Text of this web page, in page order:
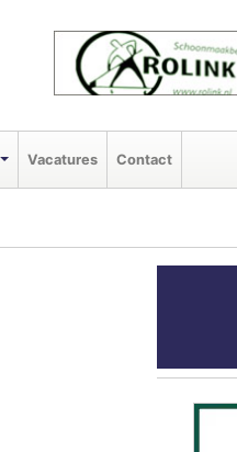
Vacatures Contact